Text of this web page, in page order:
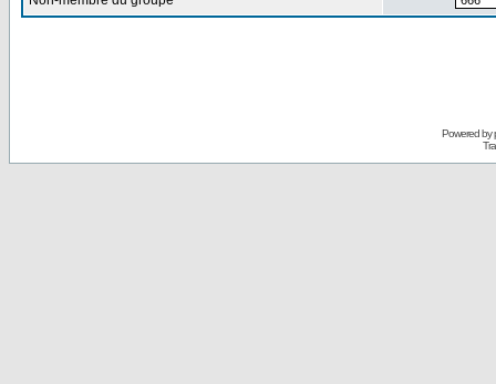
Powered by